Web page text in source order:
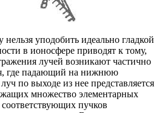
уподобить идеально гладкой
в ионосфере приводят к тому,
лучей возникают частично
где падающий на нижнюю
по выходе из нее представляется
множество элементарных
пучков